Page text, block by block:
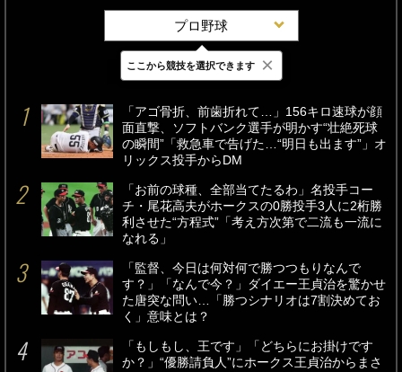
プロ野球
最新 24時間 週間
「アゴ骨折、前歯折れて…」156キロ速球が顔
面直撃、ソフトバンク選手が明かす“壮絶死球
の瞬間”「救急車で告げた…“明日も出ます”」オ
リックス投手からDM
「お前の球種、全部当てたるわ」名投手コー
チ・尾花高夫がホークスの0勝投手3人に2桁勝
利させた“方程式”「考え方次第で二流も一流に
なれる」
「監督、今日は何対何で勝つつもりなんで
す？」「なんで今？」ダイエー王貞治を驚かせ
た唐突な問い…「勝つシナリオは7割決めてお
く」意味とは？
「もしもし、王です」「どちらにお掛けです
か？」“優勝請負人”にホークス王貞治からまさ
ここから競技を選択できます ×